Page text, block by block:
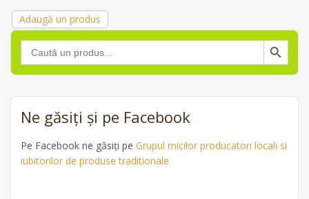
Adaugă un produs
Search
for:
Search Button
Ne găsiți și pe Facebook
Pe Facebook ne găsiți pe Grupul micilor producatori locali si
iubitorilor de produse traditionale